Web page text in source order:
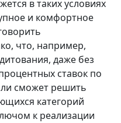
в таких условиях
и комфортное
что, например,
даже без
ставок по
сможет решить
категорий
к реализации